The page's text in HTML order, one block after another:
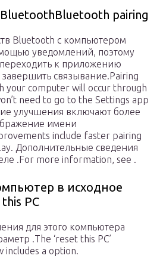
pairing
Bluetooth с компьютером
уведомлений, поэтому
к приложению
связывание.Pairing
your computer will occur through
need to go to the Settings app
улучшения включают более
имени
include faster pairing
Дополнительные сведения
.For more information, see .
в исходное
PC
для этого компьютера
.The ‘reset this PC’
includes a option.